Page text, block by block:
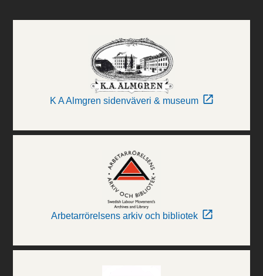
K A Almgren sidenväveri & museum
Arbetarrörelsens arkiv och bibliotek